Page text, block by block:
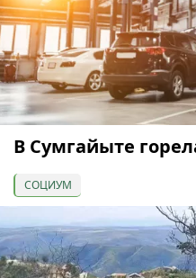
В Сумгайыте
СОЦИУМ